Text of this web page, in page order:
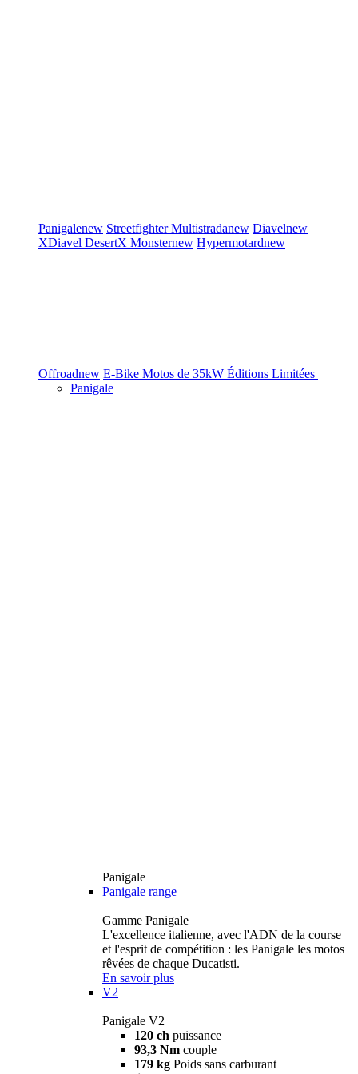
Panigalenew StreetfighterMultistradanew Diavelnew
XDiavel DesertX Monsternew Hypermotardnew
Offroadnew E-Bike Motos de 35kW Éditions Limitées
Panigale
Panigale
Panigale range
Gamme Panigale
L'excellence italienne, avec l'ADN de la course
et l'esprit de compétition : les Panigale les motos
rêvées de chaque Ducatisti.
En savoir plus
V2
Panigale V2
120 ch puissance
93,3 Nm couple
179 kg Poids sans carburant